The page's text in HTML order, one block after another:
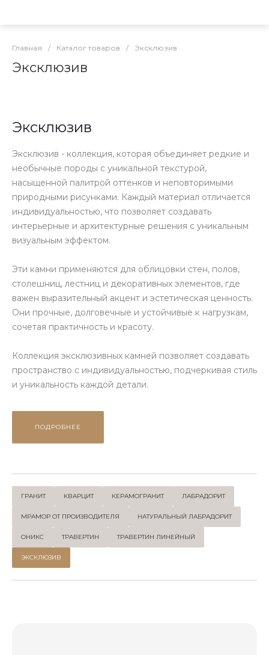
Главная / Каталог товаров / Эксклюзив
Эксклюзив
Эксклюзив
Эксклюзив - коллекция, которая объединяет редкие и
необычные породы с уникальной текстурой,
насыщенной палитрой оттенков и неповторимыми
природными рисунками. Каждый материал отличается
индивидуальностью, что позволяет создавать
интерьерные и архитектурные решения с уникальным
визуальным эффектом.
Эти камни применяются для облицовки стен, полов,
столешниц, лестниц и декоративных элементов, где
важен выразительный акцент и эстетическая ценность.
Они прочные, долговечные и устойчивые к нагрузкам,
сочетая практичность и красоту.
Коллекция эксклюзивных камней позволяет создавать
пространство с индивидуальностью, подчеркивая стиль
и уникальность каждой детали.
ПОДРОБНЕЕ
ГРАНИТ КВАРЦИТ КЕРАМОГРАНИТ ЛАБРАДОРИТ
МРАМОР ОТ ПРОИЗВОДИТЕЛЯ НАТУРАЛЬНЫЙ ЛАБРАДОРИТ
ОНИКС ТРАВЕРТИН ТРАВЕРТИН ЛИНЕЙНЫЙ
ЭКСКЛЮЗИВ